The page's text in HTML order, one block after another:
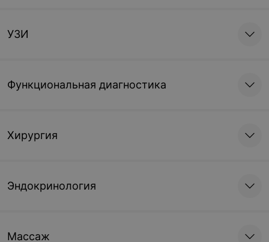
УЗИ
Функциональная диагностика
Хирургия
Эндокринология
Массаж